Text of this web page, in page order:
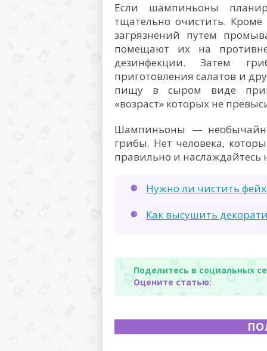
Если шампиньоны
тщательно очистить.
загрязнений путем
помещают их на
дезинфекции. Затем
приготовления салатов и
пищу в сыром виде
«возраст» которых не
Шампиньоны —
грибы. Нет человека,
правильно и
Нужно ли чистить
Как высушить
Поделитесь в социальных
Оцените статью: